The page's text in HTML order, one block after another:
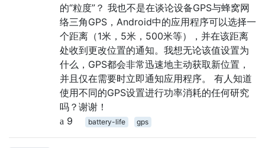
的“粒度”？ 我也不是在谈论设备GPS与蜂窝网
络三角GPS，Android中的应用程序可以选择一
个距离（1米，5米，500米等），并在该距离
处收到更改位置的通知。我想无论该值设置为
什么，GPS都会非常迅速地主动获取新位置，
并且仅在需要时立即通知应用程序。 有人知道
使用不同的GPS设置进行功率消耗的任何研究
吗？谢谢！
9
battery-life gps